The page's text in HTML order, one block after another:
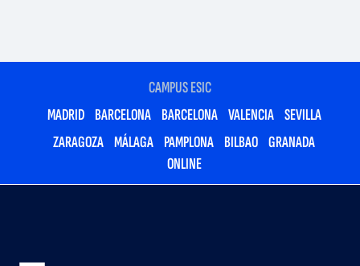
CAMPUS ESIC
MADRID
BARCELONA BARCELONA VALENCIA SEVILLA
ZARAGOZA MÁLAGA PAMPLONA BILBAO GRANADA
ONLINE